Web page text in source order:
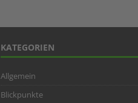
KATEGORIEN
Allgemein
Blickpunkte